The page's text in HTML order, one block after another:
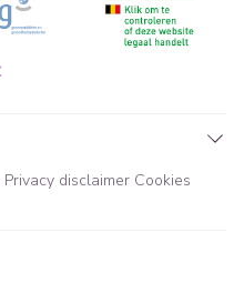
Privacy disclaimer Cookies